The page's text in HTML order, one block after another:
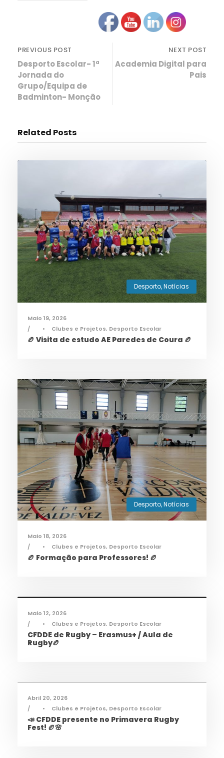
PREVIOUS POST
Desporto Escolar- 1ª
Jornada do
Grupo/Equipa de
Badminton- Monção
NEXT POST
Academia Digital para
Pais
Related Posts
Desporto,Notícias
Maio 19, 2026
•
Clubes e Projetos, Desporto Escolar
🏉 Visita de estudo AE Paredes de Coura 🏉
Desporto,Notícias
Maio 18, 2026
•
Clubes e Projetos, Desporto Escolar
🏉 Formação para Professores! 🏉
Maio 12, 2026
•
Clubes e Projetos, Desporto Escolar
CFDDE de Rugby – Erasmus+ / Aula de
Rugby🏉
Abril 20, 2026
•
Clubes e Projetos, Desporto Escolar
📣 CFDDE presente no Primavera Rugby
Fest! 🏉🌸